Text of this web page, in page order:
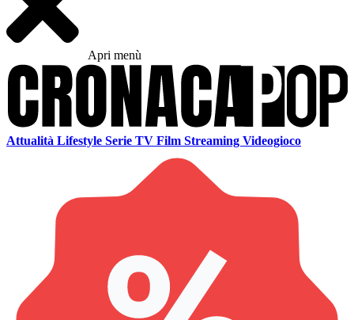
Apri menù
Attualità Lifestyle Serie TV Film Streaming Videogioco